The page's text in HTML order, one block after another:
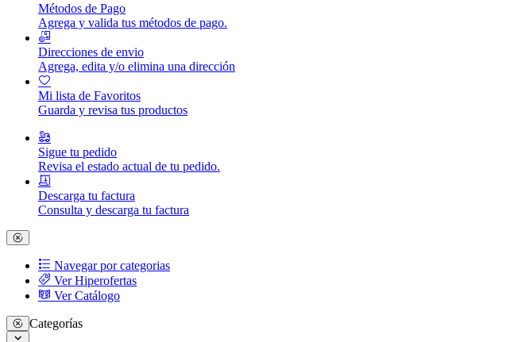
Métodos de Pago
Agrega y valida tus métodos de pago.
Direcciones de envio
Agrega, edita y/o elimina una dirección
Mi lista de Favoritos
Guarda y revisa tus productos
Sigue tu pedido
Revisa el estado actual de tu pedido.
Descarga tu factura
Consulta y descarga tu factura
Navegar por categorias
Ver Hiperofertas
Ver Catálogo
Categorías